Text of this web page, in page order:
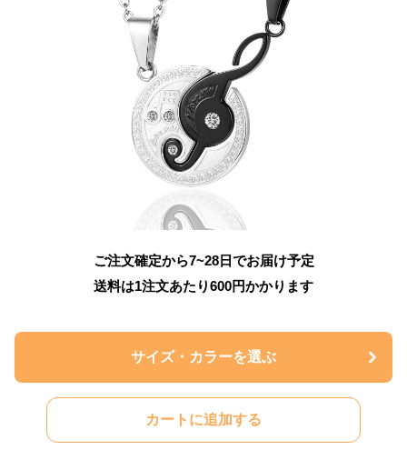
ご注文確定から7~28日でお届け予定
送料は1注文あたり600円かかります
サイズ・カラーを選ぶ
カートに追加する